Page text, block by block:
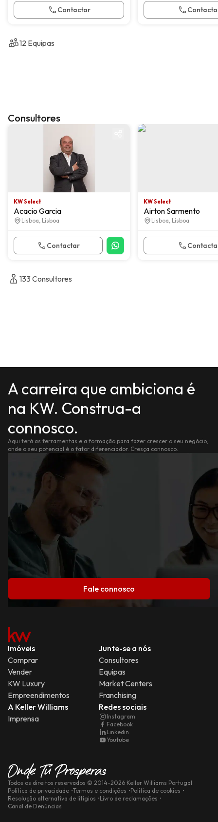
Contactar
12 Equipas
Consultores
KW Select
Acacio Garcia
Lisboa, Lisboa
Contactar
KW Select
KW Select
Airton Sarmento
Lisboa, Lisboa
133Consultores
A carreira que ambiciona é
na KW. Construa-a
connosco.
Aqui terá as ferramentas e a formação para fazer crescer o seu negócio,
onde o seu potencial é o fator diferenciador. Cresça connosco.
Fale connosco
Imóveis
Comprar
Vender
KW Luxury
Empreendimentos
Junte-se a nós
Consultores
Equipas
Market Centers
Franchising
A Keller Williams
Imprensa
Redes sociais
Instagram
Facebook
Linkedin
Youtube
Todos os direitos reservados © 2014-2026 Keller Williams Portugal
Política de privacidade Termos e condições
Política de cookies
Resolução alternativa de litígios
Livro de reclamações
Canal de Denúncias